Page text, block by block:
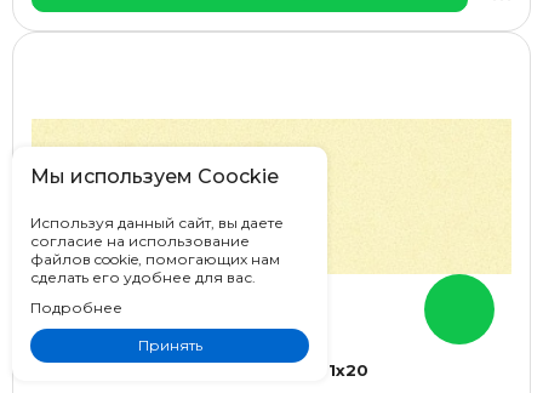
Color Color&Color C&C Clever A2 1x20
Мы используем Coockie
Используя данный сайт, вы даете
согласие на использование
файлов cookie, помогающих нам
сделать его удобнее для вас.
Подробнее
Принять